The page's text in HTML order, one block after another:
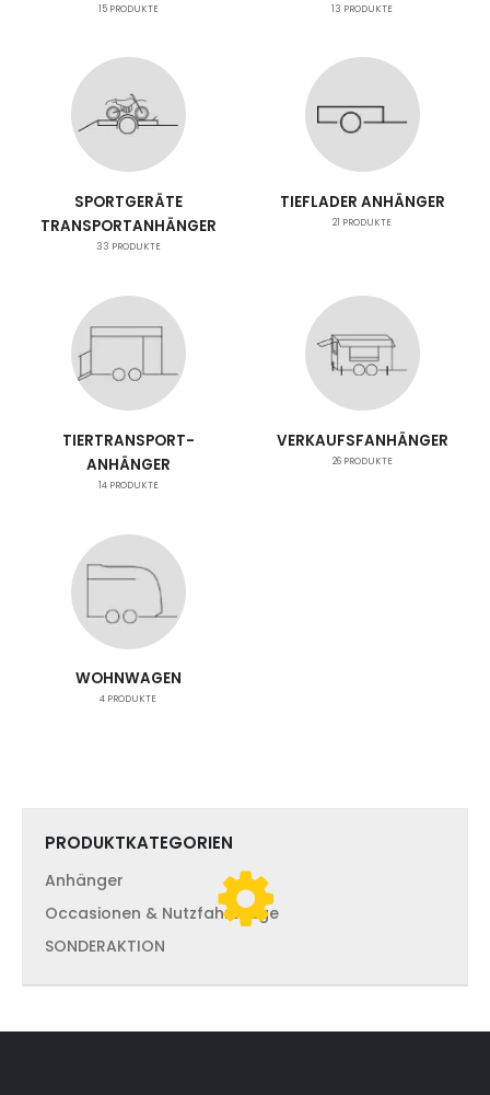
15PRODUKTE 13 PRODUKTE
SPORTGERÄTE
TRANSPORTANHÄNGER
33 PRODUKTE
TIEFLADER ANHÄNGER
21 PRODUKTE
TIERTRANSPORT-
ANHÄNGER
14PRODUKTE
VERKAUFSFANHÄNGER
26PRODUKTE
WOHNWAGEN
4 PRODUKTE
PRODUKTKATEGORIEN
Anhänger
Occasionen & Nutzfahrzeuge
SONDERAKTION